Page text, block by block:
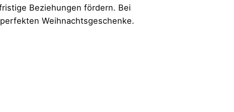
Beziehungen fördern. Bei
Weihnachtsgeschenke.